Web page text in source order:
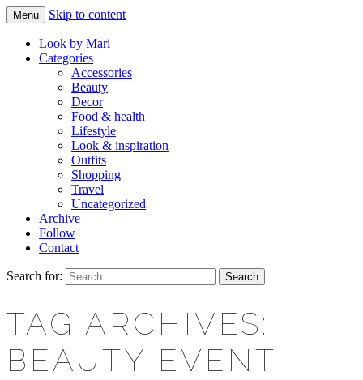
LOOK BY MARI
Makeup & beauty blog
Menu Skip to content
Look by Mari
Categories
Accessories
Beauty
Decor
Food & health
Lifestyle
Look & inspiration
Outfits
Shopping
Travel
Uncategorized
Archive
Follow
Contact
Search for:
TAG ARCHIVES:
BEAUTY EVENT